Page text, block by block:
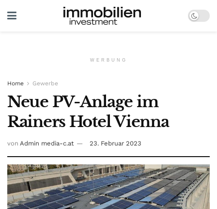
WERBUNG
Home Gewerbe
Neue PV-Anlage im
Rainers Hotel Vienna
von Admin media-c.at 23. Februar 2023